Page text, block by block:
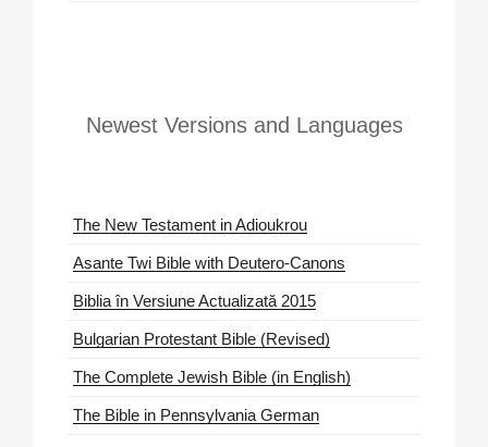
Newest Versions and Languages
The New Testament in Adioukrou
Asante Twi Bible with Deutero-Canons
Biblia în Versiune Actualizată 2015
Bulgarian Protestant Bible (Revised)
The Complete Jewish Bible (in English)
The Bible in Pennsylvania German